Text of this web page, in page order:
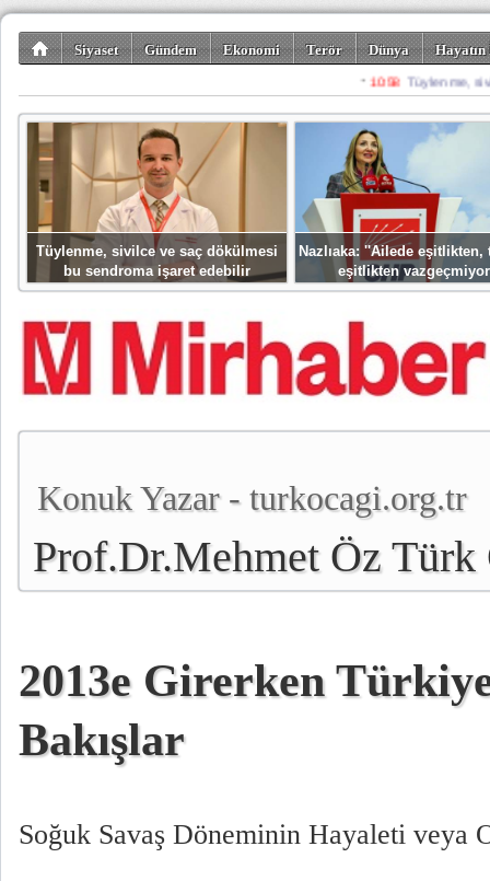
Siyaset Gündem Ekonomi Terör Dünya
Spor Misafir
Tüylenme, sivilce ve saç dökülmesi
bu sendroma işaret edebilir
Nazlıaka: ''Ailede eşitlikten,
eşitlikten
Konuk Yazar - turkocagi.org.tr
Prof.Dr.Mehmet Öz Türk
2013e Girerken
Bakışlar
Soğuk Savaş Döneminin Hayaleti veya